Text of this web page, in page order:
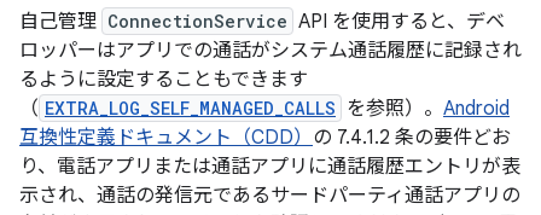
自己管理 ConnectionService API を使用すると、デベ
ロッパーはアプリでの通話がシステム通話履歴に記録され
るように設定することもできます
（ EXTRA_LOG_SELF_MANAGED_CALLS を参照）。 Android
互換性定義ドキュメント（CDD） の 7.4.1.2 条の要件どお
り、電話アプリまたは通話アプリに通話履歴エントリが表
示され、通話の発信元であるサードパーティ通話アプリの